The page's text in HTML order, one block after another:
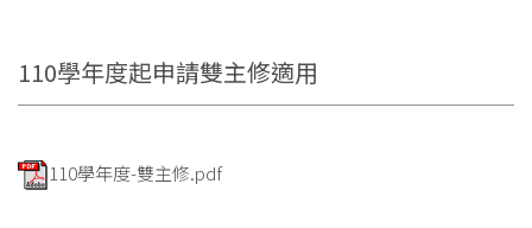
110學年度起申請雙主修適用
110學年度-雙主修.pdf